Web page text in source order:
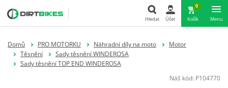
Hledat Účet
0
Košík Menu
Domů PRO MOTORKU Náhradní díly na moto
Motor
Těsnění
Sady těsnění WINDEROSA
Sady těsnění TOP END WINDEROSA
Náš kód: P104770